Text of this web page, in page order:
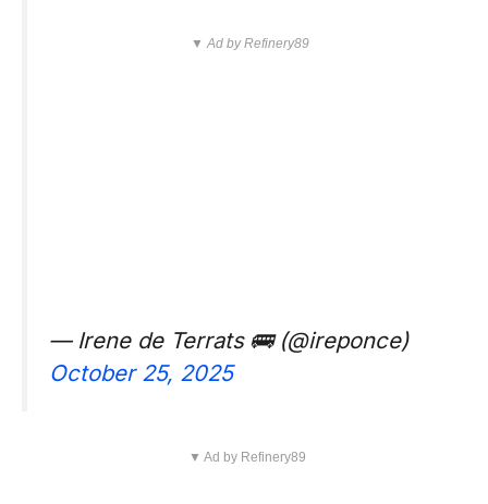
▼ Ad by Refinery89
— Irene de Terrats 🚌 (@ireponce)
October 25, 2025
▼ Ad by Refinery89